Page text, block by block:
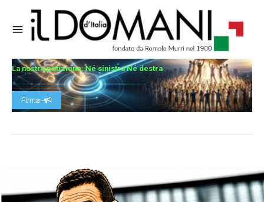
La nostra petizione: Né sinistra Né destra
Firma -